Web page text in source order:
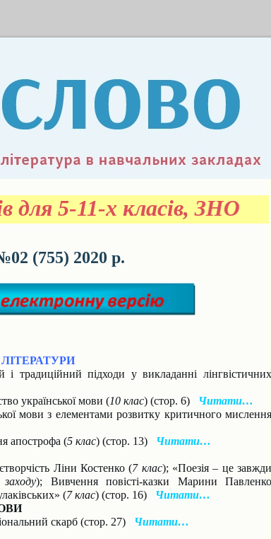
для 5-11-х класів, ЗНО
(755) 2020 р.
і традиційний підходи у викладанні лінгвістичних
української мови (10 клас) (стор. 6) Читати…
мови з елементами розвитку критичного мислення
апострофа (5 клас) (стор. 13) Читати…
Ліни Костенко (7 клас); «Поезія – це завжди
); Вивчення повісті-казки Марини Павленко
(7 клас) (стор. 16) Читати…
скарб (стор. 27) Читати…